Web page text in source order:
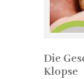
Die
Klopse